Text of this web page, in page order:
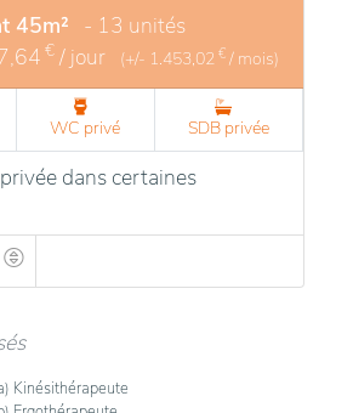
45m² - 13 unités
€ / jour (+/- 1.453,02 € / mois)
WC privé SDB privée
dans certaines
Kinésithérapeute